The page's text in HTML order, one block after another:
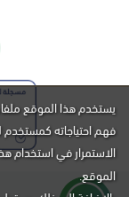
يستخدم هذا الموقع
فهم احتياجاته
الاستمرار في استخدام
الموقع.